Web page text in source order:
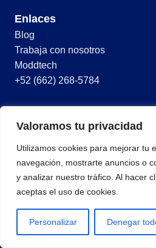
Valoramos tu privacidad
Utilizamos cookies para mejorar tu
navegación, mostrarte anuncios o
y analizar nuestro tráfico. Al hacer
aceptas el uso de cookies.
Personalizar Denegar
Enlaces
Blog
Trabaja con nosotros
Moddtech
+52 (662) 268-5784
© 2026 Todos los derechos
Política de privacidad